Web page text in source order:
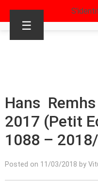
☰
Hans
2017 (Petit
1088 –
Posted on 11/03/2018 by